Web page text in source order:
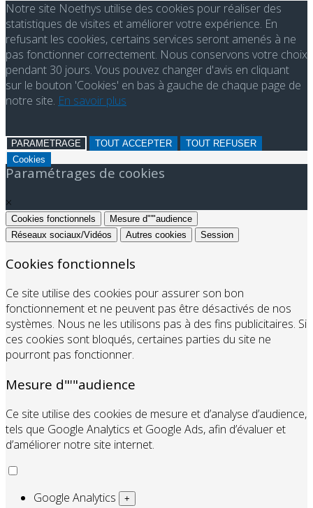
Notre site Noethys utilise des cookies pour réaliser des
statistiques de visites et améliorer votre expérience. En
refusant les cookies, certains services seront amenés à ne
pas fonctionner correctement. Nous conservons votre choix
pendant 30 jours. Vous pouvez changer d'avis en cliquant
sur le bouton 'Cookies' en bas à gauche de chaque page de
notre site. En savoir plus
PARAMETRAGE TOUT ACCEPTER
TOUT REFUSER
Cookies
Paramétrages de cookies
×
Cookies fonctionnels
Mesure d"'"audience
Réseaux sociaux/Vidéos
Autres cookies Session
Cookies fonctionnels
Ce site utilise des cookies pour assurer son bon
fonctionnement et ne peuvent pas être désactivés de nos
systèmes. Nous ne les utilisons pas à des fins publicitaires. Si
ces cookies sont bloqués, certaines parties du site ne
pourront pas fonctionner.
Mesure d"'"audience
Ce site utilise des cookies de mesure et d’analyse d’audience,
tels que Google Analytics et Google Ads, afin d’évaluer et
d’améliorer notre site internet.
Google Analytics +